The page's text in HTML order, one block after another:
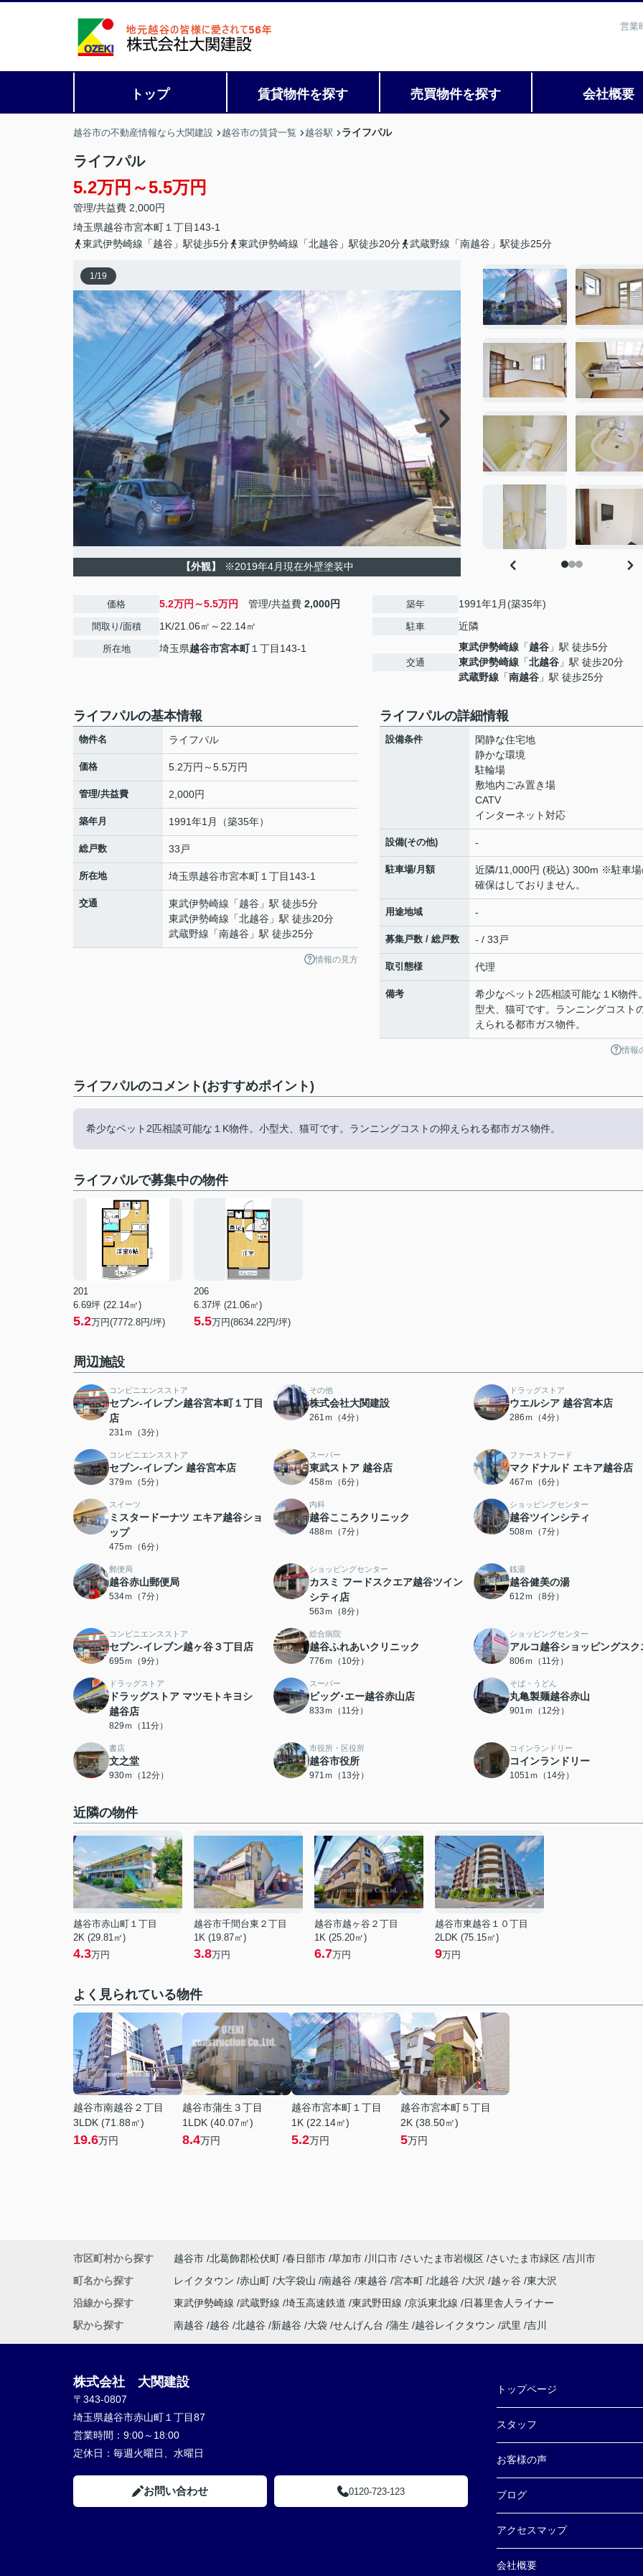
営業
トップ 賃貸物件を探す 売買物件を探す 会社概要
越谷市の不動産情報なら大関建設 越谷市の賃貸一覧 越谷駅 ライフパル
ライフパル
5.2万円～5.5万円
管理/共益費 2,000円
埼玉県越谷市宮本町 １丁目143-1
東武伊勢崎線「越谷」駅徒歩5分
東武伊勢崎線「北越谷」駅徒歩20分 武蔵野線「南越谷」駅徒歩25分
1/19
【外観】 ※2019年4月現在外壁塗装中
価格 5.2万円～5.5万円 管理/共益費 2,000円
間取り/面積 1K/21.06㎡～22.14㎡
所在地 埼玉県越谷市宮本町１丁目143-1
築年 1991年1月(築35年)
駐車 近隣
交通
東武伊勢崎線 「越谷 」駅 徒歩5分
東武伊勢崎線 「北越谷 」駅 徒歩20分
武蔵野線 「南越谷 」駅 徒歩25分
ライフパルの基本情報
物件名 ライフパル
価格 5.2万円～5.5万円
管理/共益費 2,000円
築年月 1991年1月（築35年）
総戸数 33戸
所在地 埼玉県越谷市宮本町 １丁目143-1
交通 東武伊勢崎線 「越谷 」駅 徒歩5分
東武伊勢崎線 「北越谷 」駅 徒歩20分
武蔵野線 「南越谷 」駅 徒歩25分
情報の見方
ライフパルの詳細情報
設備条件
閑静な住宅地
静かな環境
駐輪場
敷地内ごみ置き場
CATV
インターネット対応
設備(その他) -
駐車場/月額
近隣/11,000円 (税込) 300m ※駐車
確保はしておりません。
用途地域 -
募集戸数 / 総戸数 - / 33戸
取引態様 代理
備考
希少なペット2匹相談可能な１K物件
型犬、猫可です。ランニングコスト
えられる都市ガス物件。
情報
ライフパルのコメント(おすすめポイント)
希少なペット2匹相談可能な１K物件。小型犬、猫可です。ランニングコストの抑えられる都市ガス物件。
ライフパルで募集中の物件
201
6.69坪 (22.14㎡)
5.2万円(7772.8円/坪)
206
6.37坪 (21.06㎡)
5.5万円(8634.22円/坪)
周辺施設
コンビニエンスストア
セブン-イレブン越谷宮本町１丁目
店
231ｍ（3分）
その他
株式会社大関建設
261ｍ（4分）
ドラッグストア
ウエルシア 越谷宮本店
286ｍ（4分）
コンビニエンスストア
セブン‐イレブン 越谷宮本店
379ｍ（5分）
スーパー
東武ストア 越谷店
458ｍ（6分）
ファーストフード
マクドナルド エキア越谷店
467ｍ（6分）
スイーツ
ミスタードーナツ エキア越谷ショ
ップ
475ｍ（6分）
内科
越谷こころクリニック
488ｍ（7分）
ショッピングセンター
越谷ツインシティ
508ｍ（7分）
郵便局
越谷赤山郵便局
534ｍ（7分）
ショッピングセンター
カスミ フードスクエア越谷ツイン
シティ店
563ｍ（8分）
銭湯
越谷健美の湯
612ｍ（8分）
コンビニエンスストア
セブン-イレブン越ヶ谷３丁目店
695ｍ（9分）
総合病院
越谷ふれあいクリニック
776ｍ（10分）
ショッピングセンター
アルコ越谷ショッピングスク
806ｍ（11分）
ドラッグストア
ドラッグストア マツモトキヨシ
越谷店
829ｍ（11分）
スーパー
ビッグ･エー越谷赤山店
833ｍ（11分）
そば・うどん
丸亀製麺越谷赤山
901ｍ（12分）
書店
文之堂
930ｍ（12分）
市役所・区役所
越谷市役所
971ｍ（13分）
コインランドリー
コインランドリー
1051ｍ（14分）
近隣の物件
越谷市赤山町１丁目
2K (29.81㎡)
4.3万円
越谷市千間台東２丁目
1K (19.87㎡)
3.8万円
越谷市越ヶ谷２丁目
1K (25.20㎡)
6.7万円
越谷市東越谷１０丁目
2LDK (75.15㎡)
9万円
よく見られている物件
越谷市南越谷２丁目
3LDK (71.88㎡)
19.6万円
越谷市蒲生３丁目
1LDK (40.07㎡)
8.4万円
越谷市宮本町１丁目
1K (22.14㎡)
5.2万円
越谷市宮本町５丁目
2K (38.50㎡)
5万円
市区町村から探す 越谷市 北葛飾郡松伏町 春日部市 草加市 川口市 さいたま市岩槻区 さいたま市緑区 吉川市
町名から探す
レイクタウン 赤山町 大字袋山 南越谷 東越谷 宮本町 北越谷 大沢 越ヶ谷 東大沢
沿線から探す
東武伊勢崎線 武蔵野線 埼玉高速鉄道 東武野田線 京浜東北線
日暮里舎人ライナー
駅から探す
南越谷 越谷 北越谷 新越谷 大袋 せんげん台 蒲生 越谷レイクタウン 武里 吉川
株式会社 大関建設
〒343-0807
埼玉県越谷市赤山町１丁目87
営業時間： 9:00～18:00
定休日： 毎週火曜日、水曜日
お問い合わせ 0120-723-123
トップページ
スタッフ
お客様の声
ブログ
アクセスマップ
会社概要